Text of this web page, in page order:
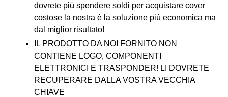
dovrete più spendere soldi per acquistare cover
costose la nostra è la soluzione più economica ma
dal miglior risultato!
IL PRODOTTO DA NOI FORNITO NON
CONTIENE LOGO, COMPONENTI
ELETTRONICI E TRASPONDER! LI DOVRETE
RECUPERARE DALLA VOSTRA VECCHIA
CHIAVE